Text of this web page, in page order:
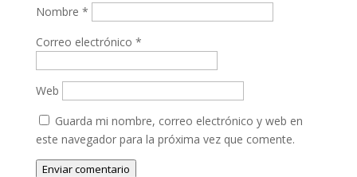
Nombre *
Correo electrónico *
Web
Guarda mi nombre, correo electrónico y web en
este navegador para la próxima vez que comente.
Enviar comentario